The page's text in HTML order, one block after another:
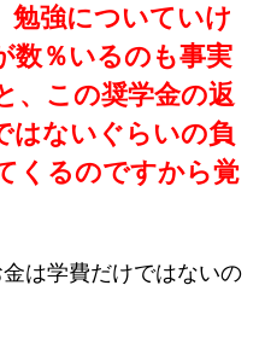
勉強についていけ
数％いるのも事実
、この奨学金の返
はないぐらいの負
くるのですから覚
は学費だけではないの